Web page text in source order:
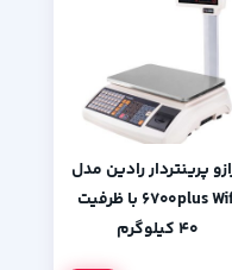
پرینتردار رادین مدل
6700plus Wifi با ظرفیت
۴۰ کیلوگرم